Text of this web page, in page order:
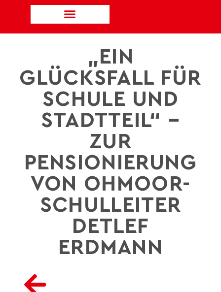
„EIN
GLÜCKSFALL FÜR
SCHULE UND
STADTTEIL“ –
ZUR
PENSIONIERUNG
VON OHMOOR-
SCHULLEITER
DETLEF
ERDMANN